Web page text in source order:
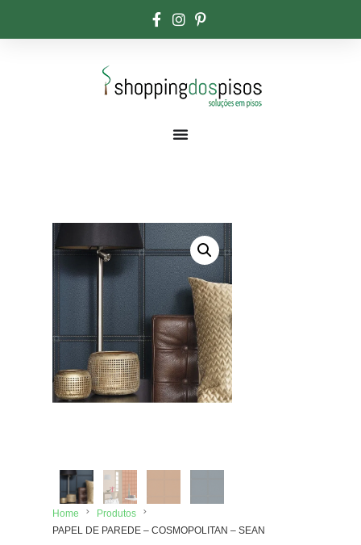
Home
Produtos
PAPEL DE PAREDE – COSMOPOLITAN – SEAN